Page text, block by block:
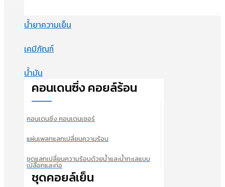
น้ำยาความเย็น
เคมีภัณฑ์
น้ำมัน
คอนเดนซิ่ง คอยล์ร้อน
คอนเดนซิ่ง คอนเดนเซอร์
แผ่นเพลทแลกเปลี่ยนความร้อน
ชุดแลกเปลี่ยนความร้อนด้วยน้ำและน้ำทะเลแบบ
เปลือกและท่อ
ชุดคอยล์เย็น